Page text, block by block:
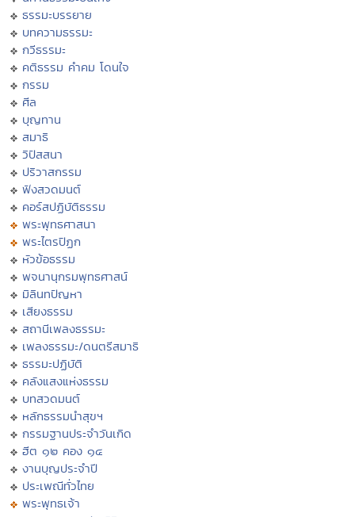
ธรรมะบรรยาย
บทความธรรมะ
กวีธรรมะ
คติธรรม คำคม โดนใจ
กรรม
ศีล
บุญทาน
สมาธิ
วิปัสสนา
ปริวาสกรรม
ฟังสวดมนต์
คอร์สปฏิบัติธรรม
พระพุทธศาสนา
พระไตรปิฏก
หัวข้อธรรม
พจนานุกรมพุทธศาสน์
มิลินทปัญหา
เสียงธรรม
สถานีเพลงธรรมะ
เพลงธรรมะ/ดนตรีสมาธิ
ธรรมะปฏิบัติ
คลังแสงแห่งธรรม
บทสวดมนต์
หลักธรรมนำสุขฯ
กรรมฐานประจำวันเกิด
ฮีต ๑๒ คอง ๑๔
งานบุญประจำปี
ประเพณีทั่วไทย
พระพุทธเจ้า